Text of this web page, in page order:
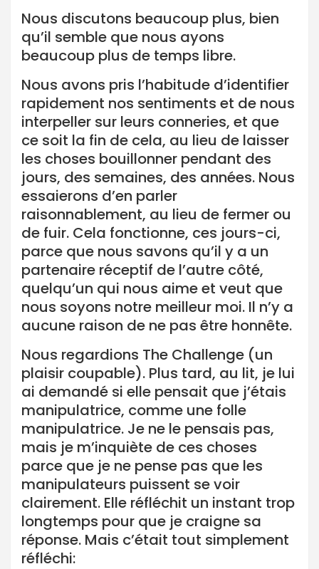
Nous discutons beaucoup plus, bien
qu’il semble que nous ayons
beaucoup plus de temps libre.
Nous avons pris l’habitude d’identifier
rapidement nos sentiments et de nous
interpeller sur leurs conneries, et que
ce soit la fin de cela, au lieu de laisser
les choses bouillonner pendant des
jours, des semaines, des années. Nous
essaierons d’en parler
raisonnablement, au lieu de fermer ou
de fuir. Cela fonctionne, ces jours-ci,
parce que nous savons qu’il y a un
partenaire réceptif de l’autre côté,
quelqu’un qui nous aime et veut que
nous soyons notre meilleur moi. Il n’y a
aucune raison de ne pas être honnête.
Nous regardions The Challenge (un
plaisir coupable). Plus tard, au lit, je lui
ai demandé si elle pensait que j’étais
manipulatrice, comme une folle
manipulatrice. Je ne le pensais pas,
mais je m’inquiète de ces choses
parce que je ne pense pas que les
manipulateurs puissent se voir
clairement. Elle réfléchit un instant trop
longtemps pour que je craigne sa
réponse. Mais c’était tout simplement
réfléchi: